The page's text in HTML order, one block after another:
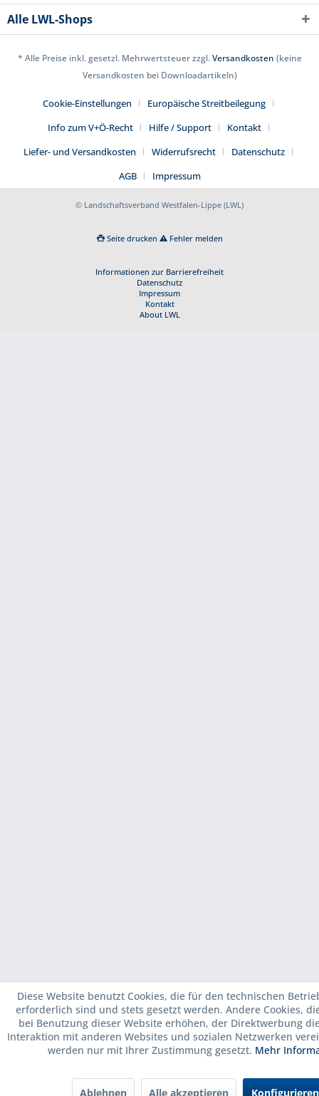
Alle LWL-Shops
* Alle Preise inkl. gesetzl. Mehrwertsteuer zzgl.Versandkosten (keine
Versandkosten bei Downloadartikeln)
Cookie-Einstellungen
Europäische Streitbeilegung
Info zum V+Ö-Recht
Hilfe / Support
Kontakt
Liefer- und Versandkosten
Widerrufsrecht
Datenschutz
AGB
Impressum
© Landschaftsverband Westfalen-Lippe (LWL)
Seite drucken Fehler melden
Informationen zur Barrierefreiheit
Datenschutz
Impressum
Kontakt
About LWL
Diese Website benutzt Cookies, die für den technischen
erforderlich sind und stets gesetzt werden. Andere Cookies,
bei Benutzung dieser Website erhöhen, der Direktwerbung
Interaktion mit anderen Websites und sozialen Netzwerken
werden nur mit Ihrer Zustimmung gesetzt. Mehr
Ablehnen Alle akzeptieren Konfigurieren